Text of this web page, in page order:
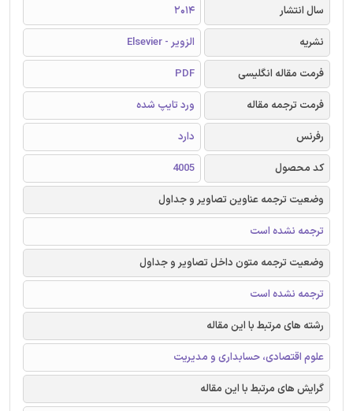
سال انتشار
2014
نشریه
الزویر - Elsevier
فرمت مقاله انگلیسی
PDF
فرمت ترجمه مقاله
ورد تایپ شده
رفرنس
دارد
کد محصول
4005
وضعیت ترجمه عناوین تصاویر و جداول
ترجمه نشده است
وضعیت ترجمه متون داخل تصاویر و جداول
ترجمه نشده است
رشته های مرتبط با این مقاله
علوم اقتصادی، حسابداری و مدیریت
گرایش های مرتبط با این مقاله